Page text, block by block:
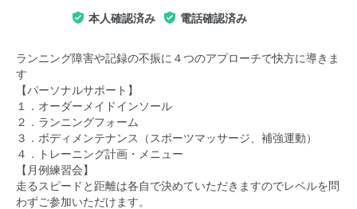
本人確認済み 電話確認済み
ランニング障害や記録の不振に４つのアプローチで快方に導きま
す
【パーソナルサポート】
１．オーダーメイドインソール
２．ランニングフォーム
３．ボディメンテナンス（スポーツマッサージ、補強運動）
４．トレーニング計画・メニュー
【月例練習会】
走るスピードと距離は各自で決めていただきますのでレベルを問
わずご参加いただけます。